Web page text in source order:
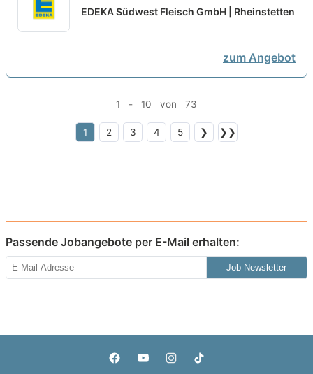
Verpackungstechnik (m/w/d) neu
EDEKA Südwest Fleisch GmbH | Rheinstetten
zum Angebot
1 - 10 von 73
1 2 3 4 5 ❯ ❯❯
Passende Jobangebote per E-Mail erhalten:
Job Newsletter